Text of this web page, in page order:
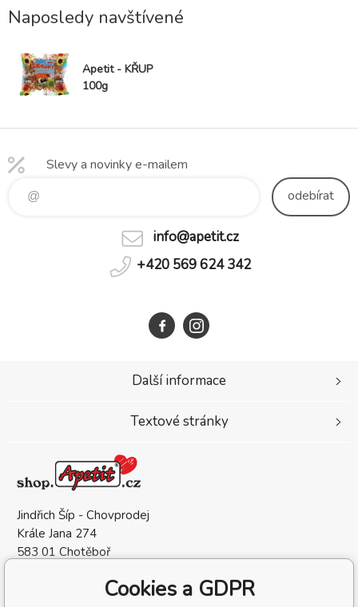
Naposledy navštívené
Apetit - KŘUP
100g
Slevy a novinky e-mailem
odebírat
info@apetit.cz
+420 569 624 342
Jindřich Šíp - Chovprodej
Krále Jana 274
583 01 Chotěboř
Další informace
Textové stránky
Cookies a GDPR